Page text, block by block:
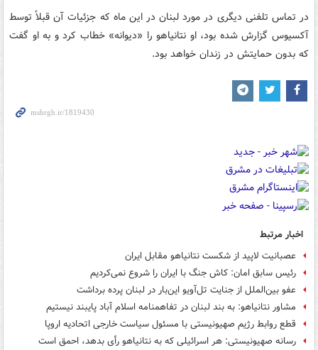
در تماس تلفنی دیگری در مورد لبنان در این ماه که جزئیات آن قبلاً توسط
آکسیوس گزارش شده بود، او نتانیاهو را «دیوانه» خطاب کرد و به او گفت
که بدون حمایتش در زندان خواهد بود.
اخبار مرتبط
عصبانیت لاپید از شکست نتانیاهو مقابل ایران
رئیس سابق امان: کاش جنگ با ایران را شروع نمی‌کردیم
عفو بین‌الملل از جنایت تل‌آویو این‌بار در لبنان پرده برداشت
مشاور نتانیاهو: به بند لبنان در تفاهمنامه اسلام آباد پایبند نیستیم
قطع روابط رژیم صهیونیستی با مسئول سیاست خارجی اتحادیه اروپا
رسانه صهیونیستی: هر اسرائیلی که به نتانیاهو رأی بدهد، احمق است